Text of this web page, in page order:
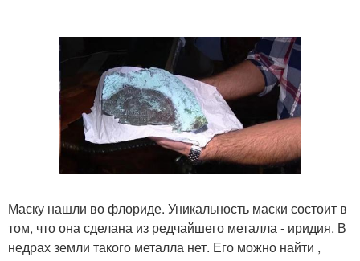
Маску нашли во флориде. Уникальность маски состоит в
том, что она сделана из редчайшего металла - иридия. В
недрах земли такого металла нет. Его можно найти ,